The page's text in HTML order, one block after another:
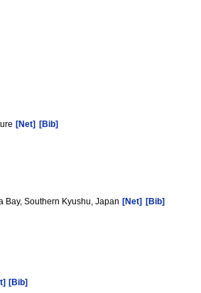
[Net]
[Bib]
Southern Kyushu, Japan [Net] [Bib]
[Bib]